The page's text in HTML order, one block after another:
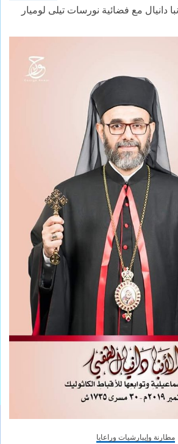
دانيال مع فضائية نورسات تيلى لوميار
مطارنة وإيبارشيات وراعايا